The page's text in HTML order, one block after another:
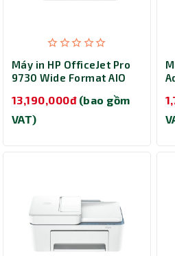
Máy in HP OfficeJet Pro
9730 Wide Format AIO
13,190,000đ (bao gồm
VAT)